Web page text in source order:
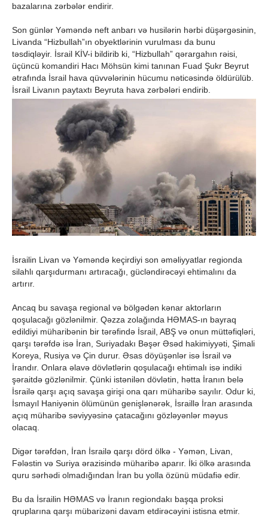
bazalarına zərbələr endirir.
Son günlər Yəməndə neft anbarı və husilərin hərbi düşərgəsinin,
Livanda “Hizbullah”ın obyektlərinin vurulması da bunu
təsdiqləyir. İsrail KİV-i bildirib ki, “Hizbullah” qərargahın rəisi,
üçüncü komandiri Hacı Möhsün kimi tanınan Fuad Şukr Beyrut
ətrafında İsrail hava qüvvələrinin hücumu nəticəsində öldürülüb.
İsrail Livanın paytaxtı Beyruta hava zərbələri endirib.
İsrailin Livan və Yəməndə keçirdiyi son əməliyyatlar regionda
silahlı qarşıdurmanı artıracağı, gücləndirəcəyi ehtimalını da
artırır.
Ancaq bu savaşa regional və bölgədən kənar aktorların
qoşulacağı gözlənilmir. Qəzza zolağında HƏMAS-ın bayraq
edildiyi müharibənin bir tərəfində İsrail, ABŞ və onun müttəfiqləri,
qarşı tərəfdə isə İran, Suriyadakı Bəşər Əsəd hakimiyyəti, Şimali
Koreya, Rusiya və Çin durur. Əsas döyüşənlər isə İsrail və
İrandır. Onlara əlavə dövlətlərin qoşulacağı ehtimalı isə indiki
şəraitdə gözlənilmir. Çünki istənilən dövlətin, hətta İranın belə
İsrailə qarşı açıq savaşa girişi ona qarı müharibə sayılır. Odur ki,
İsmayıl Haniyənin ölümünün genişlənərək, İsraillə İran arasında
açıq müharibə səviyyəsinə çatacağını gözləyənlər məyus
olacaq.
Digər tərəfdən, İran İsrailə qarşı dörd ölkə - Yəmən, Livan,
Fələstin və Suriya ərazisində müharibə aparır. İki ölkə arasında
quru sərhədi olmadığından İran bu yolla özünü müdafiə edir.
Bu da İsrailin HƏMAS və İranın regiondakı başqa proksi
qruplarına qarşı mübarizəni davam etdirəcəyini istisna etmir.